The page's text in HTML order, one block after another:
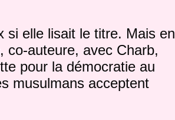
si elle lisait le titre. Mais en
co-auteure, avec Charb,
pour la démocratie au
musulmans acceptent